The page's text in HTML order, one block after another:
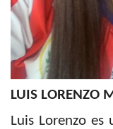
LUIS LORENZO
Luis Lorenzo